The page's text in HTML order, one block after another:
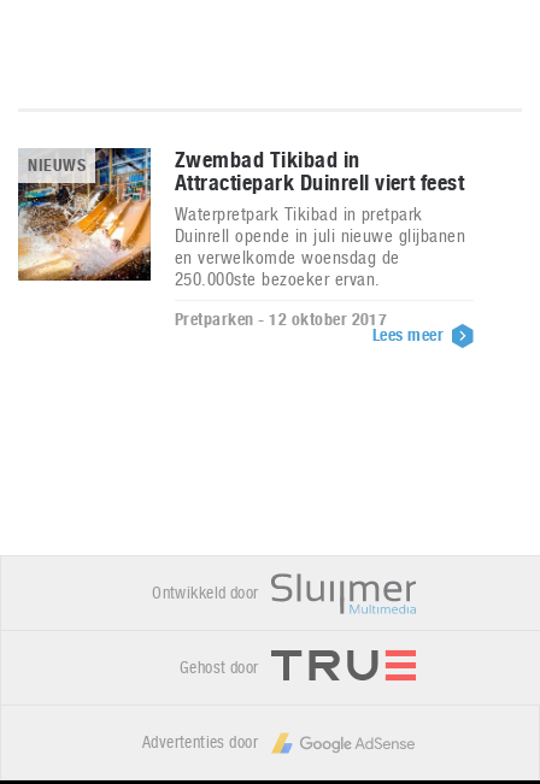
NIEUWS
Zwembad Tikibad in
Attractiepark Duinrell viert feest
Waterpretpark Tikibad in pretpark
Duinrell opende in juli nieuwe glijbanen
en verwelkomde woensdag de
250.000ste bezoeker ervan.
Pretparken - 12 oktober 2017
Lees meer
Ontwikkeld door
Gehost door
Advertenties door